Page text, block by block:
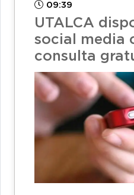
09:39
UTALCA
social media
consulta